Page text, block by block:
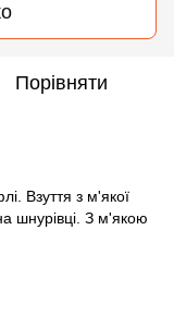
Порівняти
Взуття з м'якої
шнурівці. З м'якою